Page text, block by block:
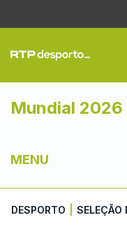
Mundial 2026
MENU
DESPORTO SELEÇÃO